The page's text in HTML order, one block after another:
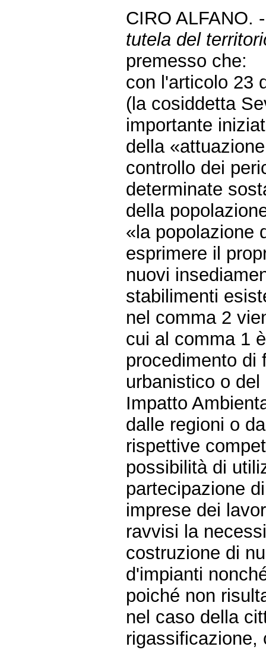
CIRO ALFANO.
tutela del
premesso che:
con l'articolo 23
(la cosiddetta
importante
della
controllo dei
determinate
della
«la popolazione
esprimere il
nuovi
stabilimenti
nel comma 2
cui al comma 1
procedimento di
urbanistico o
Impatto
dalle regioni o
rispettive
possibilità di
partecipazione
imprese dei
ravvisi la
costruzione di
d'impianti
poiché non
nel caso della
rigassificazione,